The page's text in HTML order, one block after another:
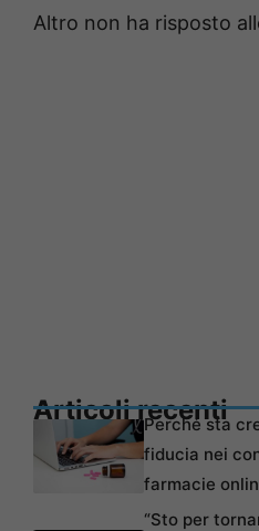
Altro non ha risposto
Articoli recenti
Perché sta
fiducia nei
farmacie
“Sto per